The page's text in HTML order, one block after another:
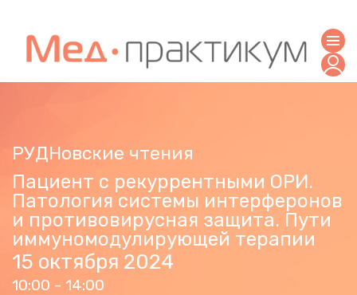
РУДНовские чтения
Пациент с рекуррентными ОРИ.
Патология системы интерферонов
и противовирусная защита. Пути
иммуномодулирующей терапии
15 октября 2024
10:00 - 14:00